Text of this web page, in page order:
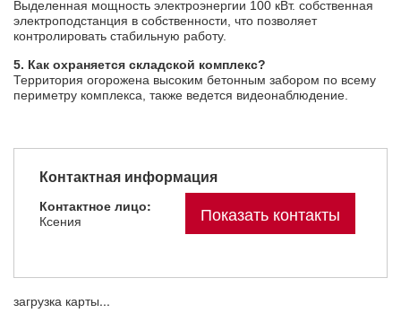
Выделенная мощность электроэнергии 100 кВт. собственная
электроподстанция в собственности, что позволяет
контролировать стабильную работу.
5. Как охраняется складской комплекс?
Территория огорожена высоким бетонным забором по всему
периметру комплекса, также ведется видеонаблюдение.
Контактная информация
Контактное лицо:
Ксения
Показать контакты
загрузка карты...